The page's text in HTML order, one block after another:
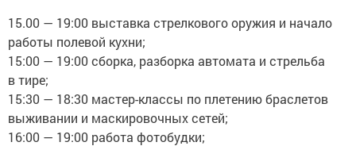
15.00 — 19:00 выставка стрелкового оружия и начало
работы полевой кухни;
15:00 — 19:00 сборка, разборка автомата и стрельба
в тире;
15:30 — 18:30 мастер-классы по плетению браслетов
выживании и маскировочных сетей;
16:00 — 19:00 работа фотобудки;